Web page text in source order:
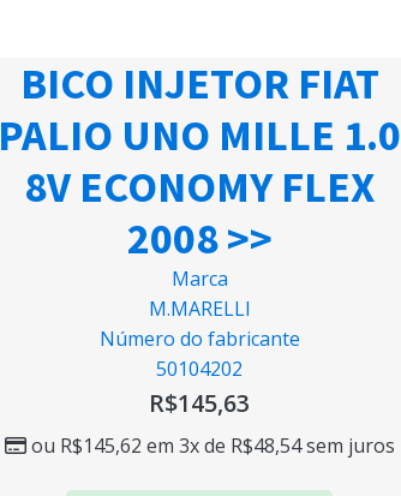
BICO INJETOR FIAT
PALIO UNO MILLE 1.0
8V ECONOMY FLEX
2008 >>
Marca
M.MARELLI
Número do fabricante
50104202
R$145,63
ou R$145,62 em 3x de R$48,54sem juros